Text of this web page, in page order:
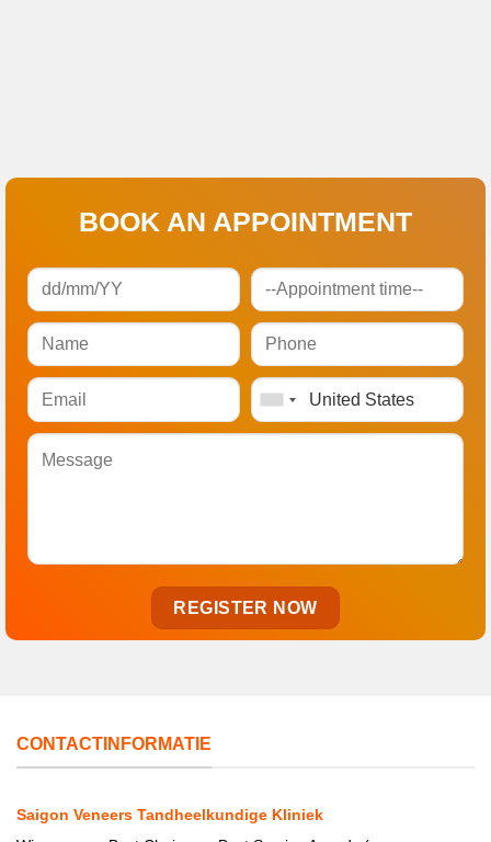
BOOK AN APPOINTMENT
CONTACTINFORMATIE
Saigon Veneers Tandheelkundige Kliniek